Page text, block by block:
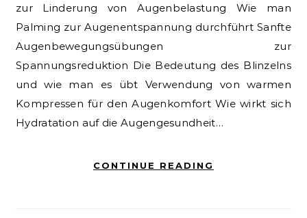
zur Linderung von Augenbelastung Wie man
Palming zur Augenentspannung durchführt Sanfte
Augenbewegungsübungen zur
Spannungsreduktion Die Bedeutung des Blinzelns
und wie man es übt Verwendung von warmen
Kompressen für den Augenkomfort Wie wirkt sich
Hydratation auf die Augengesundheit…
CONTINUE READING